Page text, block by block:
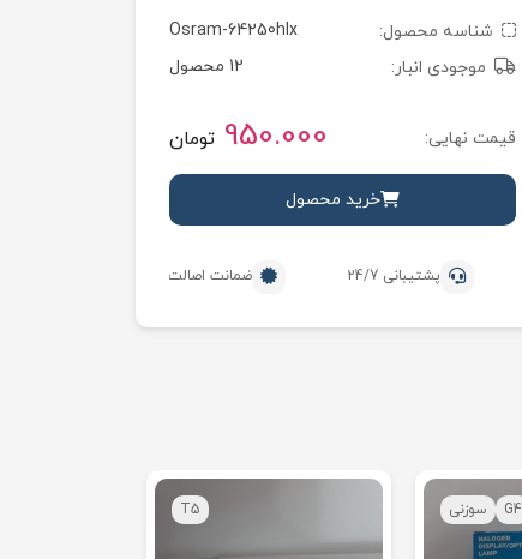
شناسه محصول:
Osram-64250hlx
موجودی انبار:
12 محصول
قیمت نهایی: تومان950.000
خرید محصول
پشتیبانی 24/7 ضمانت اصالت محصول
G4 سوزنی T5